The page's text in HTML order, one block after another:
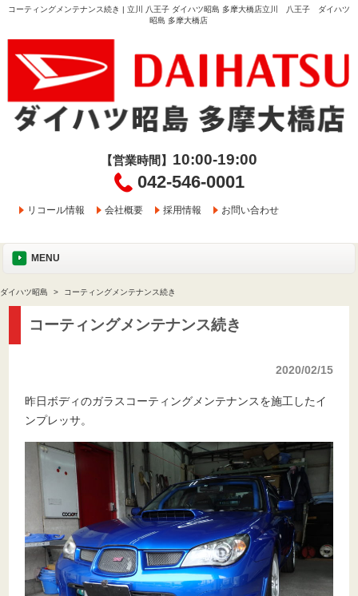
コーティングメンテナンス続き | 立川 八王子 ダイハツ昭島 多摩大橋店立川 八王子 ダイハツ
昭島 多摩大橋店
【営業時間】 10:00-19:00
042-546-0001
リコール情報 会社概要 採用情報 お問い合わせ
MENU
ダイハツ昭島 コーティングメンテナンス続き
コーティングメンテナンス続き
2020/02/15
昨日ボディのガラスコーティングメンテナンスを施工したイ
ンプレッサ。